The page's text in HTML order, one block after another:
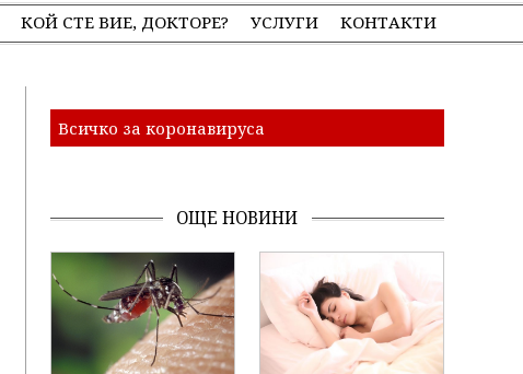
КОЙ СТЕ ВИЕ, ДОКТОРЕ? УСЛУГИ КОНТАКТИ
Всичко за коронавируса
ОЩЕ НОВИНИ